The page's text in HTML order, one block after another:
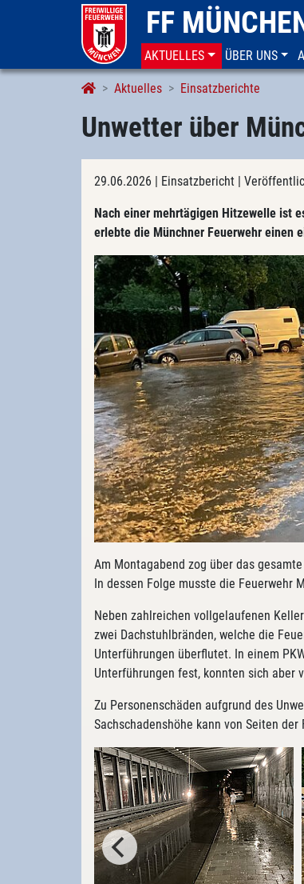
FF
AKTUELLES ÜBER UNS
Aktuelles Einsatzberichte
Unwetter über
29.06.2026 | Einsatzbericht |
Nach einer mehrtägigen Hitzewelle ist
erlebte die Münchner Feuerwehr einen
Am Montagabend zog über das
In dessen Folge musste die Feuerwehr
Neben zahlreichen vollgelaufenen
zwei Dachstuhlbränden, welche die
Unterführungen überflutet. In einem
Unterführungen fest, konnten sich aber
Zu Personenschäden aufgrund des
Sachschadenshöhe kann von Seiten